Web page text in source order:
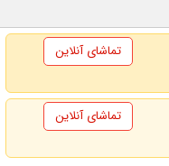
تماشای آنلاین
تماشای آنلاین